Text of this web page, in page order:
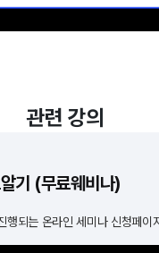
관련 강의
기 (무료웨비나)
되는 온라인 세미나 신청페이